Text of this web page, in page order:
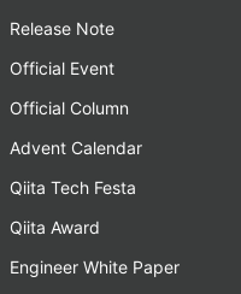
Release Note
Official Event
Official Column
Advent Calendar
Qiita Tech Festa
Qiita Award
Engineer White Paper